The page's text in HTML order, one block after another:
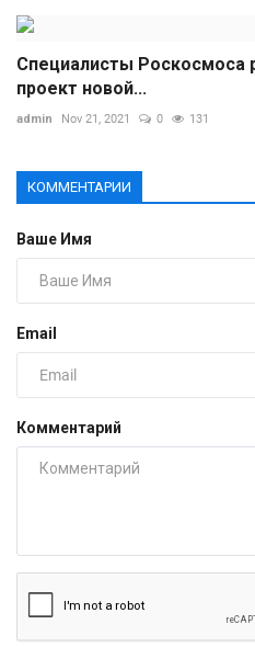
Специалисты Роскосмоса
проект новой...
admin Nov 21, 2021 0 131
КОММЕНТАРИИ
Ваше Имя
Email
Комментарий